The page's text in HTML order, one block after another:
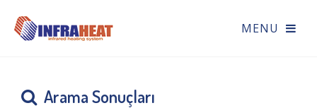
Arama Sonuçları